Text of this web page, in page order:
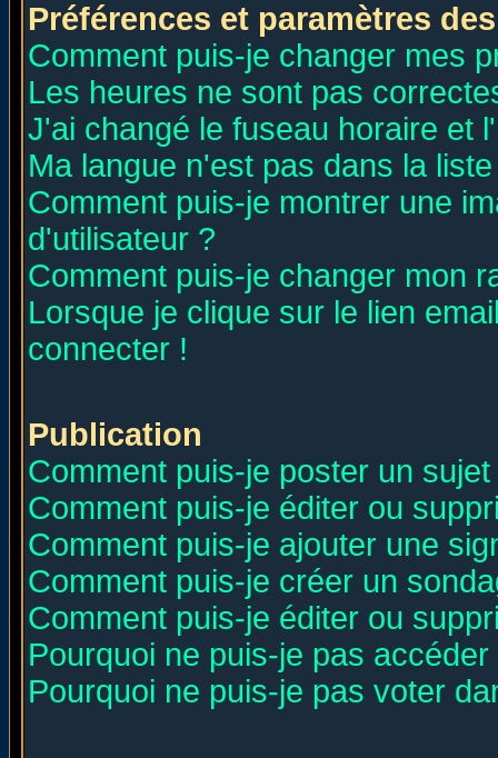
Préférences et paramètres
Comment puis-je changer mes
Les heures ne sont pas
J'ai changé le fuseau horaire et
Ma langue n'est pas dans la
Comment puis-je montrer une
d'utilisateur ?
Comment puis-je changer mon
Lorsque je clique sur le lien
connecter !
Publication
Comment puis-je poster un
Comment puis-je éditer ou
Comment puis-je ajouter une
Comment puis-je créer un
Comment puis-je éditer ou
Pourquoi ne puis-je pas
Pourquoi ne puis-je pas voter